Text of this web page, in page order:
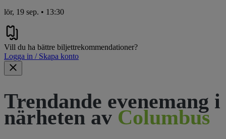
lör, 19 sep. • 13:30
Vill du ha bättre biljettrekommendationer?
Logga in / Skapa konto
Trendande evenemang i
närheten av Columbus